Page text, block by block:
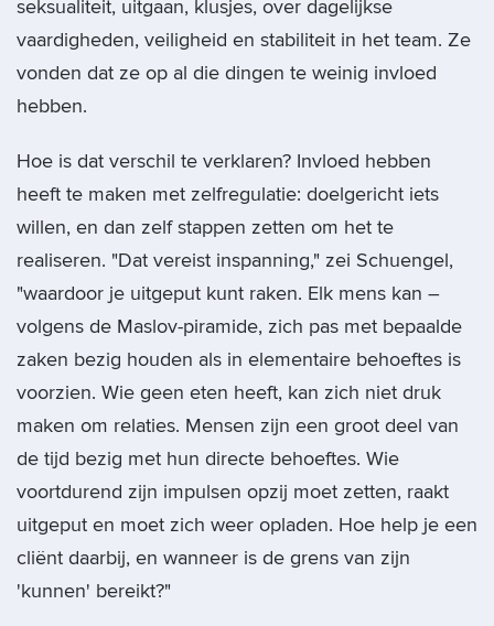
seksualiteit, uitgaan, klusjes, over dagelijkse
vaardigheden, veiligheid en stabiliteit in het team. Ze
vonden dat ze op al die dingen te weinig invloed
hebben.
Hoe is dat verschil te verklaren? Invloed hebben
heeft te maken met zelfregulatie: doelgericht iets
willen, en dan zelf stappen zetten om het te
realiseren. "Dat vereist inspanning," zei Schuengel,
"waardoor je uitgeput kunt raken. Elk mens kan –
volgens de Maslov-piramide, zich pas met bepaalde
zaken bezig houden als in elementaire behoeftes is
voorzien. Wie geen eten heeft, kan zich niet druk
maken om relaties. Mensen zijn een groot deel van
de tijd bezig met hun directe behoeftes. Wie
voortdurend zijn impulsen opzij moet zetten, raakt
uitgeput en moet zich weer opladen. Hoe help je een
cliënt daarbij, en wanneer is de grens van zijn
'kunnen' bereikt?"